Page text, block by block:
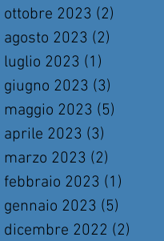
ottobre 2023 (2)
agosto 2023 (2)
luglio 2023 (1)
giugno 2023 (3)
maggio 2023 (5)
aprile 2023 (3)
marzo 2023 (2)
febbraio 2023 (1)
gennaio 2023 (5)
dicembre 2022 (2)